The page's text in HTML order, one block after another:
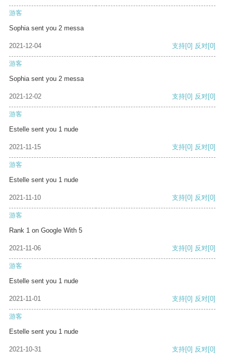
游客
Sophia sent you 2 messa
2021-12-04 支持[0] 反对[0]
游客
Sophia sent you 2 messa
2021-12-02 支持[0] 反对[0]
游客
Estelle sent you 1 nude
2021-11-15 支持[0] 反对[0]
游客
Estelle sent you 1 nude
2021-11-10 支持[0] 反对[0]
游客
Rank 1 on Google With 5
2021-11-06 支持[0] 反对[0]
游客
Estelle sent you 1 nude
2021-11-01 支持[0] 反对[0]
游客
Estelle sent you 1 nude
2021-10-31 支持[0] 反对[0]